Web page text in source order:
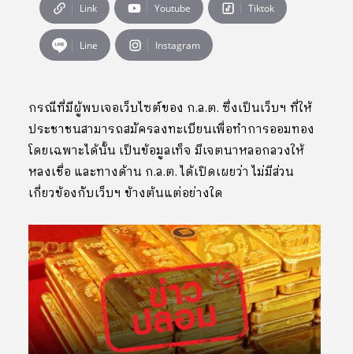
Link Youtube Tiktok
Line Instagram
กรณีที่มีผู้พบเจอเว็บไซต์ของ ก.ล.ต. ซึ่งเป็นเว็บฯ ที่ให้
ประชาชนสามารถสมัครลงทะเบียนเพื่อทำการออมทอง
โดยเฉพาะได้นั้น เป็นข้อมูลเท็จ มีเจตนาหลอกลวงให้
หลงเชื่อ และทางด้าน ก.ล.ต. ได้เปิดเผยว่า ไม่มีส่วน
เกี่ยวข้องกับเว็บฯ ข้างต้นแต่อย่างใด